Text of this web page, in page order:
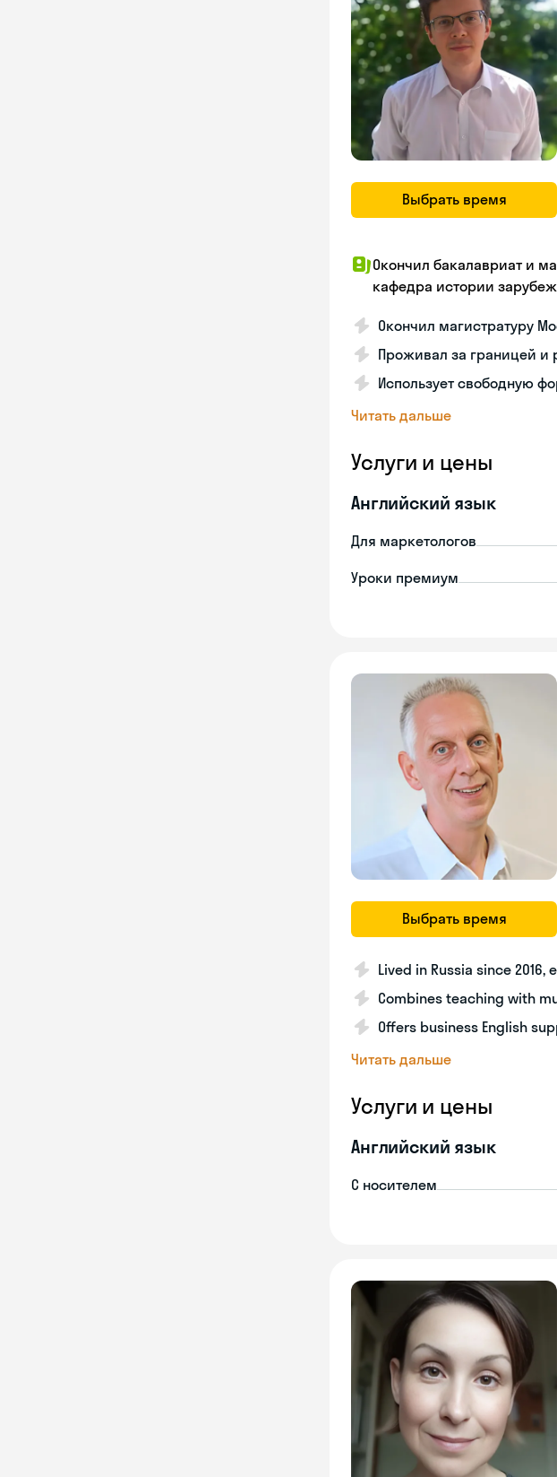
Выбрать время
Окончил бакалавриат и
кафедра истории
Окончил магистратуру
Проживал за границей и
Использует свободную
Читать дальше
Услуги и цены
Английский язык
Для маркетологов
Уроки премиум
Выбрать время
Lived in Russia since
Combines teaching with
Offers business English
Читать дальше
Услуги и цены
Английский язык
С носителем